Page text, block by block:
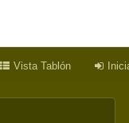
Vista Tablón